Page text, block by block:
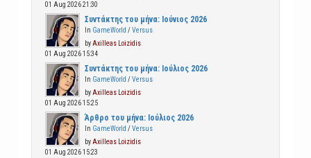
01 Aug 2026 21:30
Συντάκτης του μήνα: Ιούνιος 2026
In GameWorld /Versus
by Axilleas Loizidis
01 Aug 2026 15:34
Συντάκτης του μήνα: Ιούλιος 2026
In GameWorld /Versus
by Axilleas Loizidis
01 Aug 2026 15:25
Άρθρο του μήνα: Ιούλιος 2026
In GameWorld /Versus
by Axilleas Loizidis
01 Aug 2026 15:23